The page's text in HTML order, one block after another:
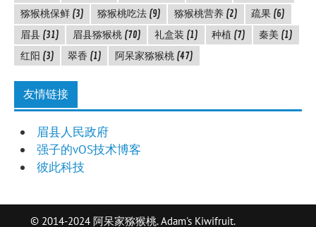
猕猴桃保鲜(3) 猕猴桃吃法(9) 猕猴桃营养(2) 疏果 (6)
眉县(31) 眉县猕猴桃(70) 礼盒装 (1) 种植 (7) 秦美 (1)
红阳 (3) 翠香 (1) 阿呆家猕猴桃(47)
友情链接
眉县人民政府
强子的vOS技术博客
彼此科技
© 2014-2024 阿呆家猕猴桃. Adam's Kiwifruit.